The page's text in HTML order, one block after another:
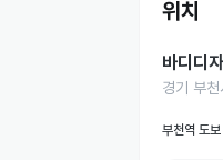
위치
바디디
경기 부
부천역 도